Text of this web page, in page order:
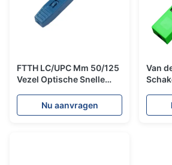
FTTH LC/UPC Mm 50/125
Vezel Optische Snelle
Flardcomités
Nu aanvragen
Van